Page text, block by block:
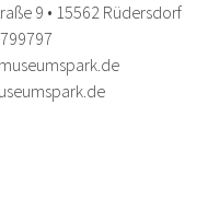
9 • 15562 Rüdersdorf